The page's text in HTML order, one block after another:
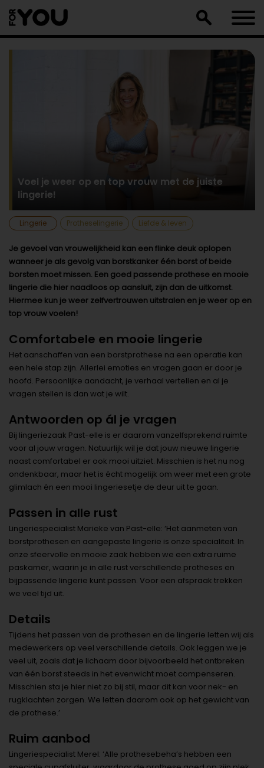
naar
artikel
Voel je weer op en top vrouw met de juiste
lingerie!
Lingerie Protheselingerie Liefde & leven
Je gevoel van vrouwelijkheid kan een flinke deuk oplopen
wanneer je als gevolg van borstkanker één borst of beide
borsten moet missen. Een goed passende prothese en mooie
lingerie die hier naadloos op aansluit, zijn dan de uitkomst.
Hiermee kun je weer zelfvertrouwen uitstralen en je weer op en
top vrouw voelen!
Comfortabele en mooie lingerie
Het aanschaffen van een borstprothese na een operatie kan
een hele stap zijn. Allerlei emoties en vragen gaan er door je
hoofd. Persoonlijke aandacht, je verhaal vertellen en al je
vragen stellen is dan wat je wilt.
Antwoorden op ál je vragen
Bij lingeriezaak Past-elle is er daarom vanzelfsprekend ruimte
voor al jouw vragen. Natuurlijk wil je dat jouw nieuwe lingerie
naast comfortabel er ook mooi uitziet. Misschien is het nu nog
ondenkbaar, maar het is écht mogelijk om weer met een grote
glimlach én een mooi lingeriesetje de deur uit te gaan.
Passen in alle rust
Lingeriespecialist Marieke van Past-elle: ‘Het aanmeten van
borstprothesen en aangepaste lingerie is onze specialiteit. In
onze sfeervolle en mooie zaak hebben we een extra ruime
paskamer, waarin je in alle rust verschillende protheses en
bijpassende lingerie kunt passen. Voor een afspraak trekken
we veel tijd uit.
Details
Tijdens het passen van de prothesen en de lingerie letten wij als
medewerkers op veel verschillende details. Ook leggen we je
veel uit, zoals dat je lichaam door bijvoorbeeld het ontbreken
van één borst steeds in het evenwicht moet compenseren.
Misschien sta je hier niet zo bij stil, maar dit kan voor nek- en
rugklachten zorgen. We letten daarom ook op het gewicht van
de prothese.’
Ruim aanbod
Lingeriespecialist Merel: ‘Alle prothesebeha’s hebben een